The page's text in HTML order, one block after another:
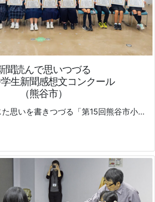
聞読んで思いつづる
生新聞感想文コンクール
（熊谷市）
新聞記事から感じた思いを書きつづる「第15回熊谷市小・中学生新聞感想文コンクール」